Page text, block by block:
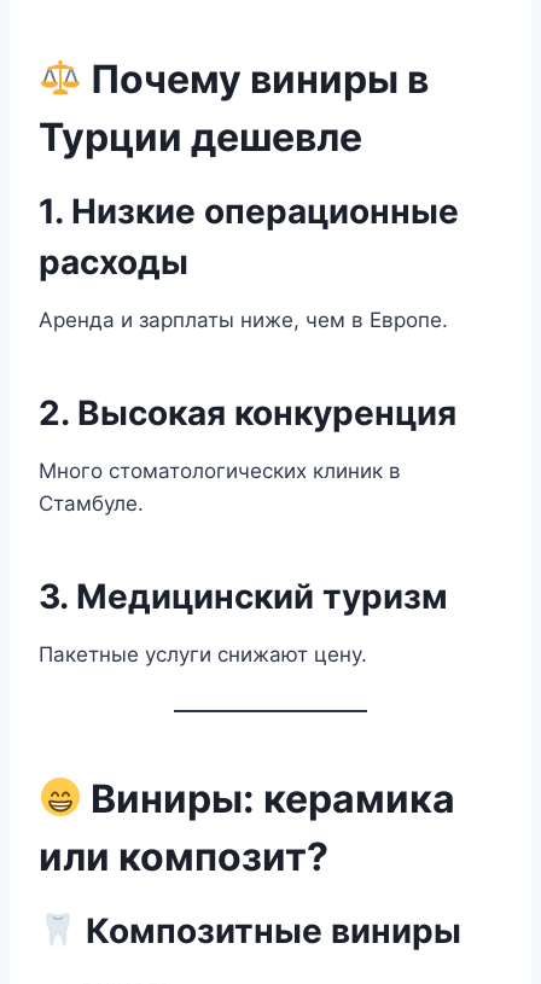
Почему виниры в
Турции дешевле
1. Низкие операционные
расходы
Аренда и зарплаты ниже, чем в Европе.
2. Высокая конкуренция
Много стоматологических клиник в
Стамбуле.
3. Медицинский туризм
Пакетные услуги снижают цену.
Виниры: керамика
или композит?
Композитные виниры